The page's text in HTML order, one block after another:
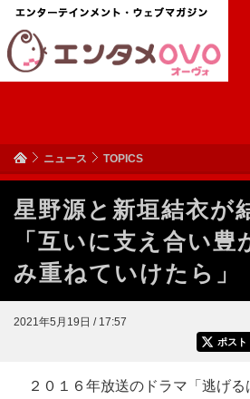
ニュース TOPICS
星野源と新垣結衣
「互いに支え合い豊
み重ねていけたら」
2021年5月19日 / 17:57
ポスト
２０１６年放送のドラマ「逃げる